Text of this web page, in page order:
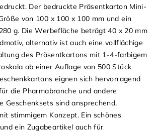
Der bedruckte Präsentkarton Mini-
von 100 x 100 x 100 mm und ein
g. DieWerbefläche beträgt 40 x 20 mm
, alternativ ist auch eine vollflächige
des Präsentkartons mit 1-4-farbigem
ab einer Auflage von 500 Stück
eignen sich hervorragend
die Pharmabranche und andere
Geschenksets sindansprechend,
stimmigem Konzept. Ein schönes
undein Zugabeartikel auch für